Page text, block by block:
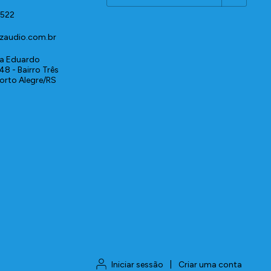
Eduardo
- Bairro Três
Alegre/RS
Iniciar sessão Criar uma conta